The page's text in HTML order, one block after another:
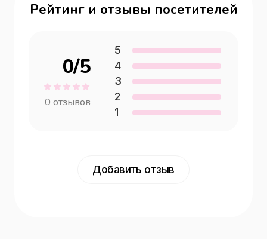
Рейтинг и отзывы посетителей
0/5
0 отзывов
5
4
3
2
1
Добавить отзыв